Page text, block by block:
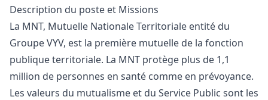
Description du poste et Missions
La MNT, Mutuelle Nationale Territoriale entité du
Groupe VYV, est la première mutuelle de la fonction
publique territoriale. La MNT protège plus de 1,1
million de personnes en santé comme en prévoyance.
Les valeurs du mutualisme et du Service Public sont les